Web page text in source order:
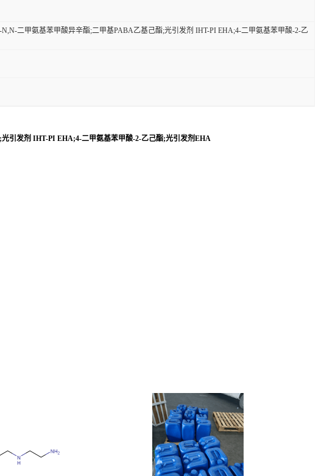
二甲氨基苯甲酸异辛酯;二甲基PABA乙基己酯;光引发剂 IHT-PI EHA;4-二甲氨基苯甲酸-2-乙
引发剂 IHT-PI EHA;4-二甲氨基苯甲酸-2-乙己酯;光引发剂EHA